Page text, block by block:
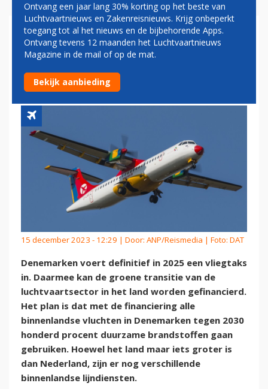
DENEMARKEN VOERT
DEFINITIEF IN 2025
VLIEGTAKS IN
15 december 2023 - 12:29 | Door: ANP/Reismedia | Foto: DAT
Denemarken voert definitief in 2025 een vliegtaks
in. Daarmee kan de groene transitie van de
luchtvaartsector in het land worden gefinancierd.
Het plan is dat met de financiering alle
binnenlandse vluchten in Denemarken tegen 2030
honderd procent duurzame brandstoffen gaan
gebruiken. Hoewel het land maar iets groter is
dan Nederland, zijn er nog verschillende
binnenlandse lijndiensten.
Ontvang een jaar lang 30% korting op het beste van
Luchtvaartnieuws en Zakenreisnieuws. Krijg onbeperkt
toegang tot al het nieuws en de bijbehorende Apps.
Ontvang tevens 12 maanden het Luchtvaartnieuws
Magazine in de mail of op de mat.
Bekijk aanbieding